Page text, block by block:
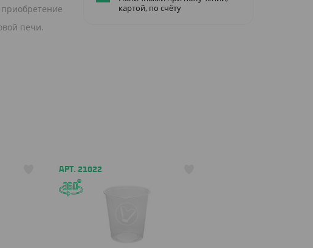
картой, по счёту
печи.
АРТ. 21022